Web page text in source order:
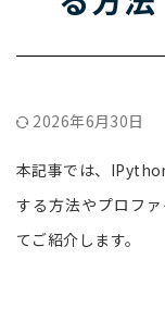
2026年6月30日
本記事では、
する方法やプロフ
てご紹介します。